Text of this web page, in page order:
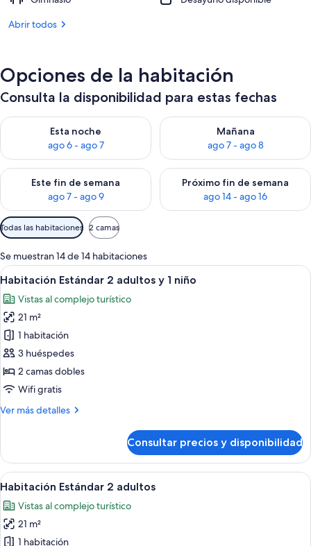
Abrir todos
Opciones de la habitación
Consulta la disponibilidad para estas fechas
Esta noche
ago 6 - ago 7
Consulta la disponibilidad para esta noche, ago 6 - ago 7
Mañana
ago 7 - ago 8
Consulta la disponibilidad
Este fin de semana
ago 7 - ago 9
Consulta la disponibilidad para este fin de semana, ago 7 -
Próximo fin de semana
ago 14 - ago 16
Consulta la disponibilidad
Filtros
disponibles
para
las
habitaciones
Todas las habitaciones 2 camas
Se muestran 14 de 14 habitaciones
Abrir
todas
las
fotos
de
Habitación
Estándar
2
adultos
y
Una habitación de hotel con cama,
10
Habitación Estándar 2 adultos y 1 niño
Vistas al complejo turístico
21 m²
1 habitación
3 huéspedes
2 camas dobles
Wifi gratis
Ver más detalles
Más
Estándar
adultos
niño
Consultar precios y disponibilidad
Abrir
todas
las
fotos
Una habitación de hotel con una
10
Habitación Estándar 2 adultos
Vistas al complejo turístico
21 m²
1 habitación